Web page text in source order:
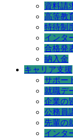
資料請
高等教
特待制
インタ
合格発
納入金
キャリア支援
サポー
就職デ
企業の
公務員
先輩の
インタ